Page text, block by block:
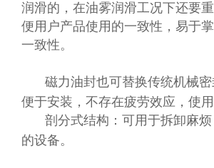
润滑的，在油雾润滑工况下还要
便用户产品使用的一致性，易于
一致性。
磁力油封也可替换传统机械密
便于安装，不存在疲劳效应，使用
剖分式结构：可用于拆卸麻
的设备。